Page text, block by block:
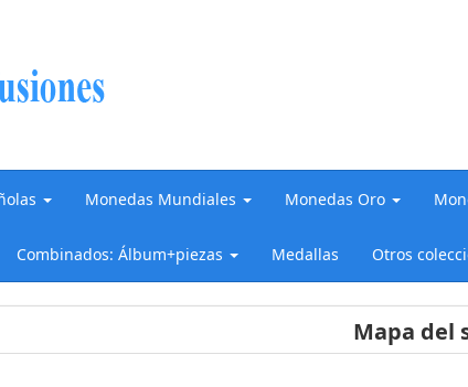
Monedas Mundiales Monedas Oro
Combinados: Álbum+piezas Medallas Otros
Mapa del